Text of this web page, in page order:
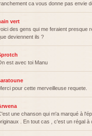
ca vous donne pas envie
vert
des gens qui me feraient presque
deviennent ils ?
est avec toi Manu
pour cette merveilleuse requete.
une chanson qui m'a marqué à
. En tout cas , c'est un régal à